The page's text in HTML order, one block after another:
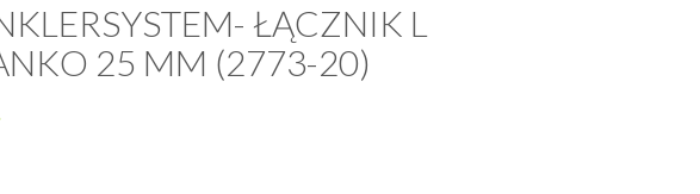
ŁĄCZNIK L
25 MM (2773-20)